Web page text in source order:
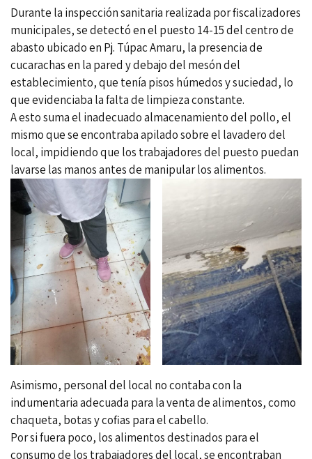
Durante la inspección sanitaria realizada por fiscalizadores
municipales, se detectó en el puesto 14-15 del centro de
abasto ubicado en Pj. Túpac Amaru, la presencia de
cucarachas en la pared y debajo del mesón del
establecimiento, que tenía pisos húmedos y suciedad, lo
que evidenciaba la falta de limpieza constante.
A esto suma el inadecuado almacenamiento del pollo, el
mismo que se encontraba apilado sobre el lavadero del
local, impidiendo que los trabajadores del puesto puedan
lavarse las manos antes de manipular los alimentos.
Asimismo, personal del local no contaba con la
indumentaria adecuada para la venta de alimentos, como
chaqueta, botas y cofias para el cabello.
Por si fuera poco, los alimentos destinados para el
consumo de los trabajadores del local, se encontraban